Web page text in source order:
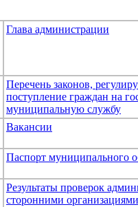
Глава администрации
Перечень законов,
поступление граждан на
муниципальную службу
Вакансии
Паспорт муниципального
Результаты проверок
сторонними